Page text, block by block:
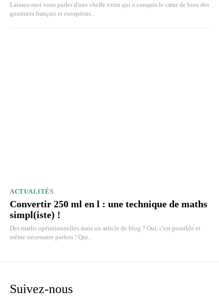
Laissez-moi vous parler d'une cheffe extra qui a conquis le cœur de bien des
gourmets français et européens...
ACTUALITÉS
Convertir 250 ml en l : une technique de maths
simpl(iste) !
Des maths opérationnelles dans un article de blog ? Oui, c'est possible et
même nécessaire parfois ! Qui...
Suivez-nous